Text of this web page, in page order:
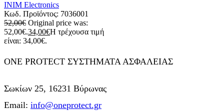
INIM Electronics
Κωδ. Προϊόντος: 7036001
52,00€ Original price was:
52,00€.34,00€Η τρέχουσα τιμή
είναι: 34,00€.
ONE PROTECT ΣΥΣΤΗΜΑΤΑ ΑΣΦΑΛΕΙΑΣ
Σωκίων 25, 16231 Βύρωνας
Email: info@oneprotect.gr